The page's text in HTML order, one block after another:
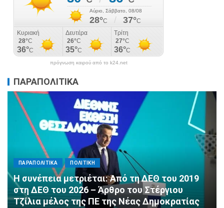
πρόγνωση καιρού από το k24.net
ΠΑΡΑΠΟΛΙΤΙΚΑ
ΠΑΡΑΠΟΛΙΤΙΚΑ ΠΟΛΙΤΙΚΗ
Αλληλεγγύη χωρίς σύνορα: 1.500
εμφιαλωμένα νερά για τους πυροσβέστες στα
Μέγαρα από τη ΔΕΕΠ Α’ Αθηνών ΝΔ και τη 2η
ΔΗΜ.Τ.Ο.